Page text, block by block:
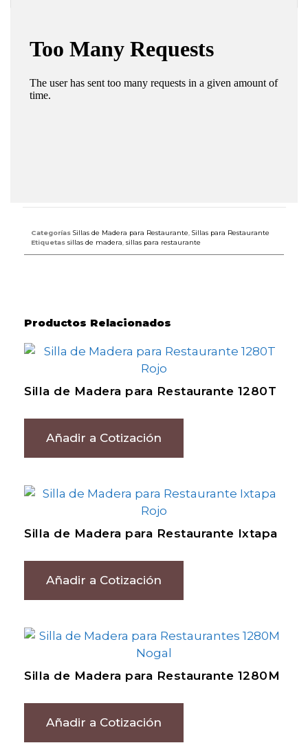
Categorías Sillas de Madera para Restaurante Sillas para Restaurante
Etiquetas sillas de madera sillas para restaurante
Productos Relacionados
Silla de Madera para Restaurante 1280T
Añadir a Cotización
Silla de Madera para Restaurante Ixtapa
Añadir a Cotización
Silla de Madera para Restaurante 1280M
Añadir a Cotización